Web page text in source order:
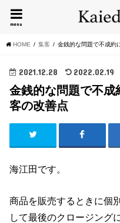
menu
HOME 集客 金銭的な問題で不成約
2021.12.28 2022.02.19
金銭的な問題で不
客の改善点
海江田です。
商品を販売するときに個
して最後のクロージング